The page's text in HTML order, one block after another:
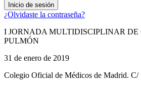
¿Olvidaste la contraseña?
I JORNADA MULTIDISCIPLINAR DE
PULMÓN
31 de enero de 2019
Colegio Oficial de Médicos de Madrid. C/